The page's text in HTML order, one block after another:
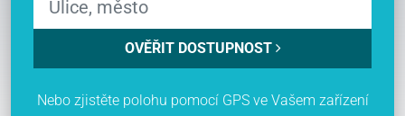
OVĚŘIT DOSTUPNOST
Nebo zjistěte polohu pomocí GPS ve Vašem zařízení